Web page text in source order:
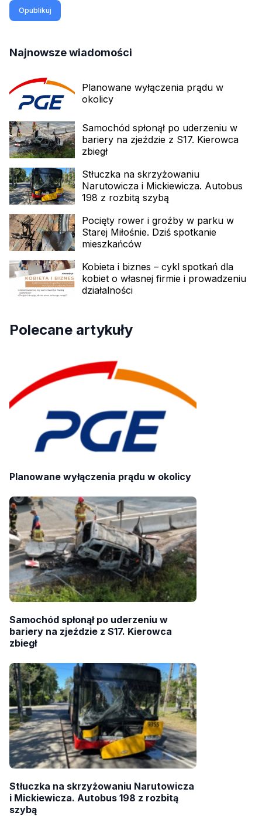
Opublikuj
Najnowsze wiadomości
Planowane wyłączenia prądu w
okolicy
Samochód spłonął po uderzeniu w
bariery na zjeździe z S17. Kierowca
zbiegł
Stłuczka na skrzyżowaniu
Narutowicza i Mickiewicza. Autobus
198 z rozbitą szybą
Pocięty rower i groźby w parku w
Starej Miłośnie. Dziś spotkanie
mieszkańców
Kobieta i biznes – cykl spotkań dla
kobiet o własnej firmie i prowadzeniu
działalności
Polecane artykuły
Planowane wyłączenia prądu w okolicy
Samochód spłonął po uderzeniu w
bariery na zjeździe z S17. Kierowca
zbiegł
Stłuczka na skrzyżowaniu Narutowicza
i Mickiewicza. Autobus 198 z rozbitą
szybą